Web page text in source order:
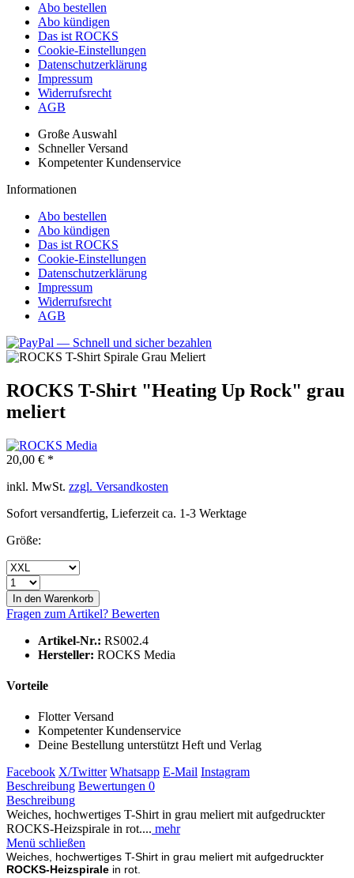
Abo bestellen
Abo kündigen
Das ist ROCKS
Cookie-Einstellungen
Datenschutzerklärung
Impressum
Widerrufsrecht
AGB
Große Auswahl
Schneller Versand
Kompetenter Kundenservice
Informationen
Abo bestellen
Abo kündigen
Das ist ROCKS
Cookie-Einstellungen
Datenschutzerklärung
Impressum
Widerrufsrecht
AGB
ROCKS T-Shirt "Heating Up Rock" grau
meliert
20,00 € *
inkl. MwSt. zzgl. Versandkosten
Sofort versandfertig, Lieferzeit ca. 1-3 Werktage
Größe:
In den Warenkorb
Fragen zum Artikel? Bewerten
Artikel-Nr.: RS002.4
Hersteller: ROCKS Media
Vorteile
Flotter Versand
Kompetenter Kundenservice
Deine Bestellung unterstützt Heft und Verlag
Facebook X/Twitter Whatsapp E-Mail Instagram
Beschreibung Bewertungen 0
Beschreibung
Weiches, hochwertiges T-Shirt in grau meliert mit aufgedruckter
ROCKS-Heizspirale in rot.... mehr
Menü schließen
Weiches, hochwertiges T-Shirt in grau meliert mit aufgedruckter
ROCKS-Heizspirale in rot.